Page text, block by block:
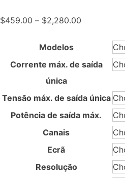
$459.00 – $2,280.00
$459.00
$2,280.00
Modelos
Corrente máx. de saída
única
Tensão máx. de saída única
Potência de saída máx.
Canais
Ecrã
Resolução